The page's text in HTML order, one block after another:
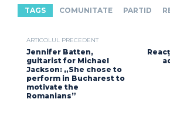
TAGS COMUNITATE PARTID
ARTICOLUL PRECEDENT
Jennifer Batten,
guitarist for Michael
Jackson: „She chose to
perform in Bucharest to
motivate the
Romanians”